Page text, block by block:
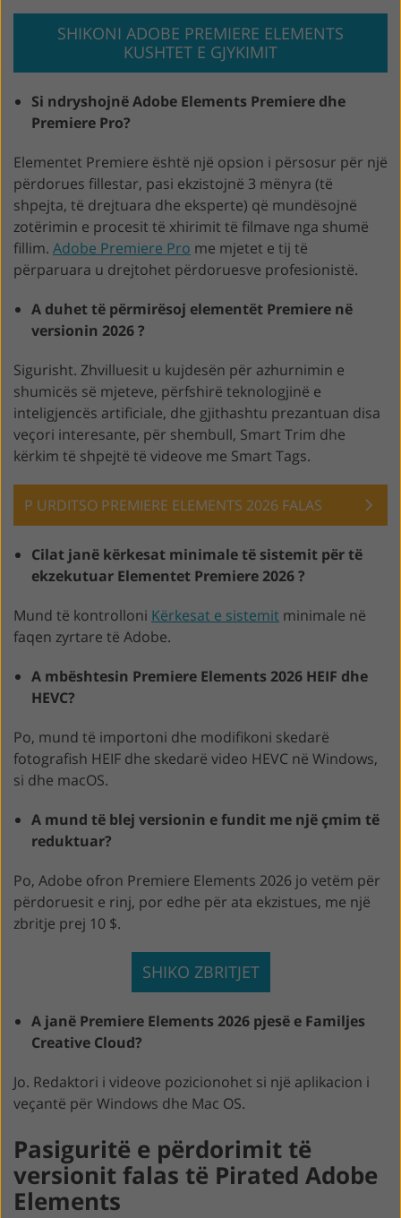
SHIKONI ADOBE PREMIERE ELEMENTS
KUSHTET E GJYKIMIT
Si ndryshojnë Adobe Elements Premiere dhe
Premiere Pro?
Elementet Premiere është një opsion i përsosur për një
përdorues fillestar, pasi ekzistojnë 3 mënyra (të
shpejta, të drejtuara dhe eksperte) që mundësojnë
zotërimin e procesit të xhirimit të filmave nga shumë
fillim. Adobe Premiere Pro me mjetet e tij të
përparuara u drejtohet përdoruesve profesionistë.
A duhet të përmirësoj elementët Premiere në
versionin 2026 ?
Sigurisht. Zhvilluesit u kujdesën për azhurnimin e
shumicës së mjeteve, përfshirë teknologjinë e
inteligjencës artificiale, dhe gjithashtu prezantuan disa
veçori interesante, për shembull, Smart Trim dhe
kërkim të shpejtë të videove me Smart Tags.
P URDITSO PREMIERE ELEMENTS 2026 FALAS
Cilat janë kërkesat minimale të sistemit për të
ekzekutuar Elementet Premiere 2026 ?
Mund të kontrolloni Kërkesat e sistemit minimale në
faqen zyrtare të Adobe.
A mbështesin Premiere Elements 2026 HEIF dhe
HEVC?
Po, mund të importoni dhe modifikoni skedarë
fotografish HEIF dhe skedarë video HEVC në Windows,
si dhe macOS.
A mund të blej versionin e fundit me një çmim të
reduktuar?
Po, Adobe ofron Premiere Elements 2026 jo vetëm për
përdoruesit e rinj, por edhe për ata ekzistues, me një
zbritje prej 10 $.
SHIKO ZBRITJET
A janë Premiere Elements 2026 pjesë e Familjes
Creative Cloud?
Jo. Redaktori i videove pozicionohet si një aplikacion i
veçantë për Windows dhe Mac OS.
Pasiguritë e përdorimit të
versionit falas të Pirated Adobe
Elements